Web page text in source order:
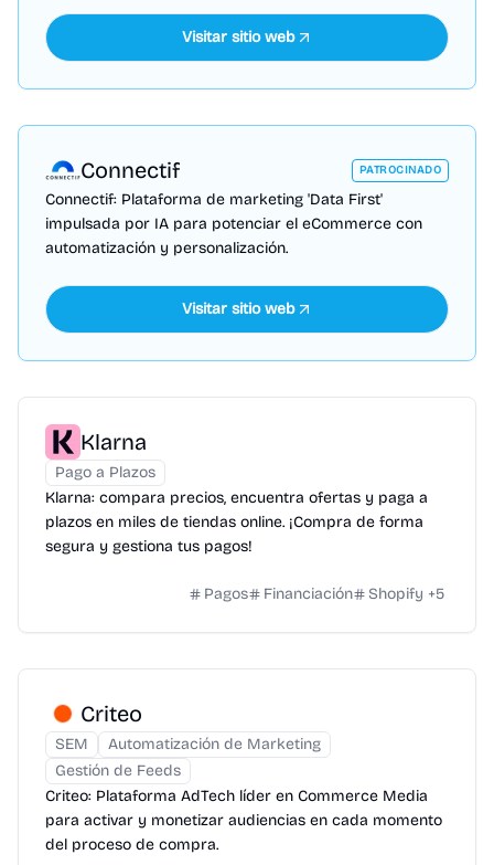
Visitar sitio web
Connectif PATROCINADO
Connectif: Plataforma de marketing 'Data First'
impulsada por IA para potenciar el eCommerce con
automatización y personalización.
Visitar sitio web
Klarna
Pago a Plazos
Klarna: compara precios, encuentra ofertas y paga a
plazos en miles de tiendas online. ¡Compra de forma
segura y gestiona tus pagos!
Pagos Financiación Shopify +5
Criteo
SEM
Automatización de Marketing
Gestión de Feeds
Criteo: Plataforma AdTech líder en Commerce Media
para activar y monetizar audiencias en cada momento
del proceso de compra.